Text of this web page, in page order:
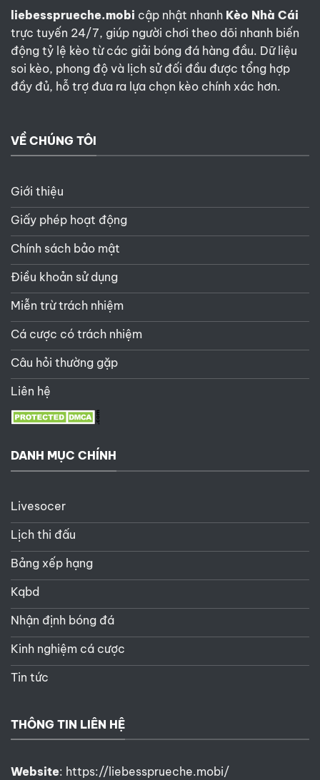
liebessprueche.mobi cập nhật nhanh Kèo Nhà Cái
trực tuyến 24/7, giúp người chơi theo dõi nhanh biến
động tỷ lệ kèo từ các giải bóng đá hàng đầu. Dữ liệu
soi kèo, phong độ và lịch sử đối đầu được tổng hợp
đầy đủ, hỗ trợ đưa ra lựa chọn kèo chính xác hơn.
VỀ CHÚNG TÔI
Giới thiệu
Giấy phép hoạt động
Chính sách bảo mật
Điều khoản sử dụng
Miễn trừ trách nhiệm
Cá cược có trách nhiệm
Câu hỏi thường gặp
Liên hệ
DANH MỤC CHÍNH
Livesocer
Lịch thi đấu
Bảng xếp hạng
Kqbd
Nhận định bóng đá
Kinh nghiệm cá cược
Tin tức
THÔNG TIN LIÊN HỆ
Website: https://liebessprueche.mobi/